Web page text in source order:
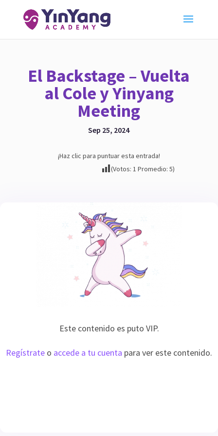
El Backstage – Vuelta
al Cole y Yinyang
Meeting
Sep 25, 2024
¡Haz clic para puntuar esta entrada!
(Votos:1 Promedio:5)
Este contenido es puto VIP.
Regístrate o accede a tu cuenta para ver este contenido.